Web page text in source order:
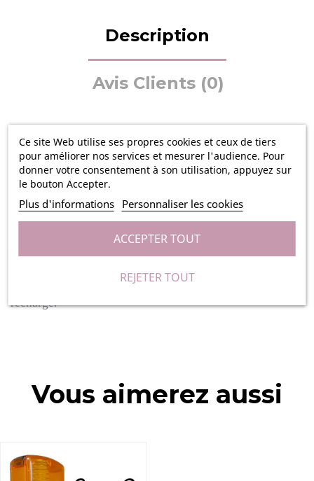
Ce site Web utilise ses propres cookies et ceux de tiers
pour améliorer nos services et mesurer l'audience. Pour
donner votre consentement à son utilisation, appuyez sur
le bouton Accepter.
Plus d'informations Personnaliser les cookies
REJETER TOUT
ACCEPTER TOUT
Description
Avis Clients (0)
Cette recharge en encre est compatible avec nos tampons à
textile :
Tampon textile automatique - Orange
Tampon textile automatique - Vert
Afin de recharger votre tampon en encre, il vous suffit de
pousser l'encrier sur le côté et d'y insérer votre nouvelle
recharge.
Vous aimerez aussi